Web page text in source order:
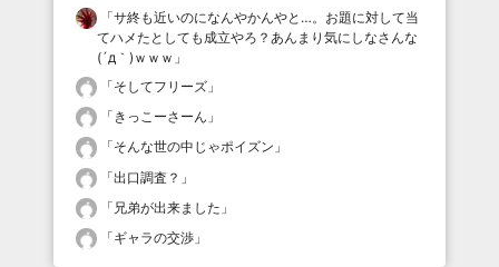
「サ終も近いのになんやかんやと…。お題に対して当
てハメたとしても成立やろ？あんまり気にしなさんな
(´д｀)ｗｗｗ 」
「そしてフリーズ 」
「 きっこーさーん 」
「そんな世の中じゃポイズン 」
「出口調査？ 」
「 兄弟が出来ました 」
「ギャラの交渉 」